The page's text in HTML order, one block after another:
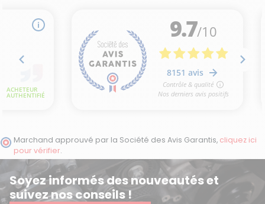
Marchand approuvé par la Société des Avis Garantis, cliquez ici
pour vérifier.
Soyez informés des nouveautés et
suivez nos conseils !